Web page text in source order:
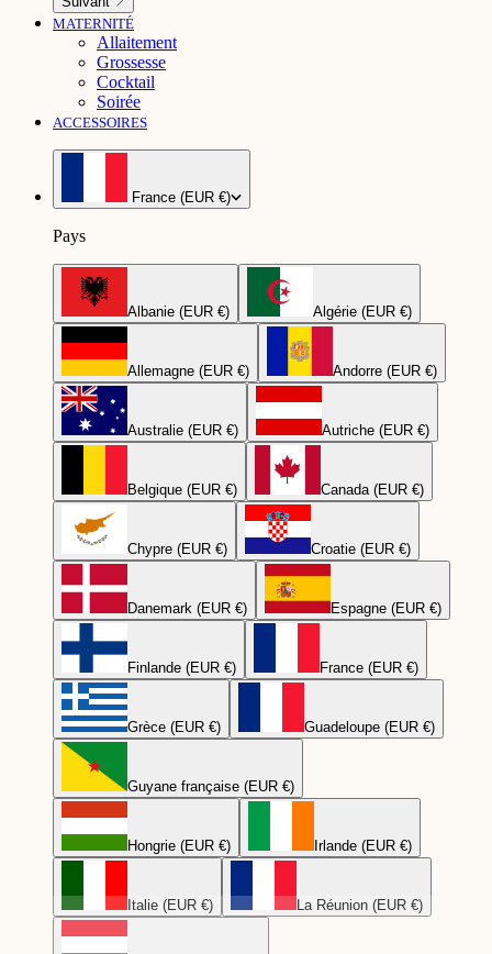
MATERNITÉ
Allaitement
Grossesse
Cocktail
Soirée
ACCESSOIRES
France (EUR €)
Pays
Albanie (EUR €) Algérie (EUR €)
Allemagne (EUR €) Andorre (EUR €)
Australie (EUR €) Autriche (EUR €)
Belgique (EUR €) Canada (EUR €)
Chypre (EUR €) Croatie (EUR €)
Danemark (EUR €) Espagne (EUR €)
Finlande (EUR €) France (EUR €)
Grèce (EUR €) Guadeloupe (EUR €)
Guyane française (EUR €)
Hongrie (EUR €) Irlande (EUR €)
Italie (EUR €) La Réunion (EUR €)